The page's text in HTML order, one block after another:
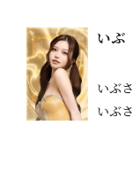
いぶ
いぶ
いぶ